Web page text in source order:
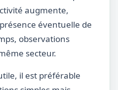
augmente,
éventuelle de
observations
secteur.
il est préférable